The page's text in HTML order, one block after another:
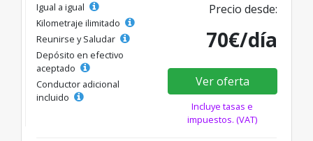
Igual a igual
Kilometraje ilimitado
Reunirse y Saludar
Depósito en efectivo
aceptado
Conductor adicional
incluido
Precio desde:
70€/día
Ver oferta
Incluye tasas e
impuestos. (VAT)